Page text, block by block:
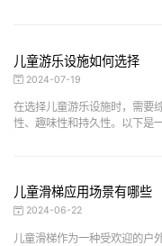
儿童游乐设施如何选择
2024-07-19
在选择儿童游乐设施时，需要
性、趣味性和持久性。以下是
儿童滑梯应用场景有哪些
2024-06-22
儿童滑梯作为一种受欢迎的户